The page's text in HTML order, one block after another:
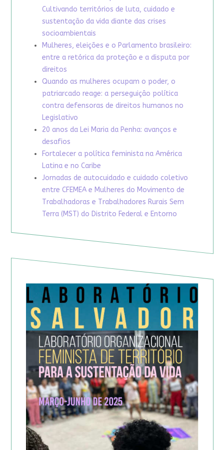
Cultivando territórios de luta, cuidado e
sustentação da vida diante das crises
socioambientais
Mulheres, eleições e o Parlamento brasileiro:
entre a retórica da proteção e a disputa por
direitos
Quando as mulheres ocupam o poder, o
patriarcado reage: a perseguição política
contra defensoras de direitos humanos no
Legislativo
20 anos da Lei Maria da Penha: avanços e
desafios
Fortalecer a política feminista na América
Latina e no Caribe
Jornadas de autocuidado e cuidado coletivo
entre CFEMEA e Mulheres do Movimento de
Trabalhadoras e Trabalhadores Rurais Sem
Terra (MST) do Distrito Federal e Entorno